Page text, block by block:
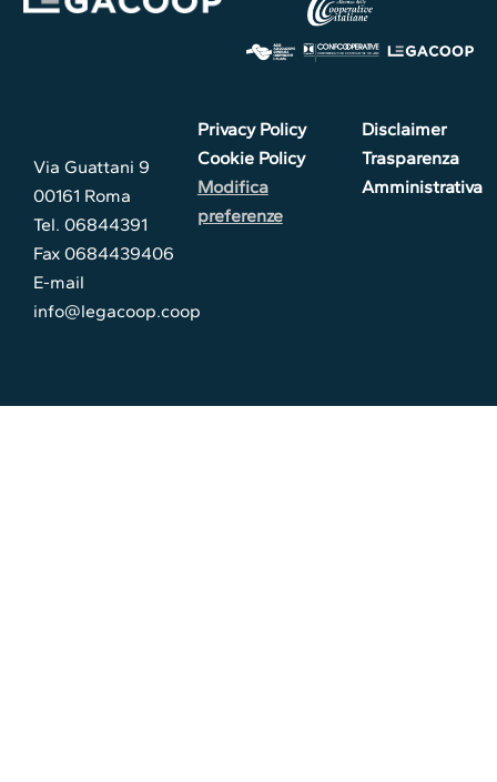
Via Guattani 9
00161 Roma
Tel. 06844391
Fax 0684439406
E-mail
info@legacoop.coop
Privacy Policy
Cookie Policy
Modifica
preferenze
Disclaimer
Trasparenza
Amministrativa